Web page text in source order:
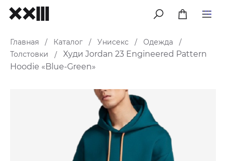
меню
Главная / Каталог / Унисекс / Одежда
/
Толстовки
/
Худи Jordan 23 Engineered Pattern
Hoodie «Blue-Green»